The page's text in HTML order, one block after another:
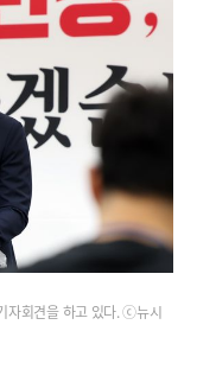
자회견을 하고 있다. ⓒ뉴시